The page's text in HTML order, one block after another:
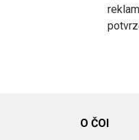
O ČOI